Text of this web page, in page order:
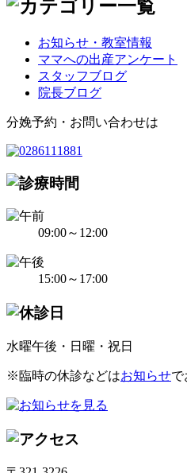
お知らせ・教室情報
ママへの出産アンケート
スタッフブログ
院長ブログ
分娩予約・お問い合わせは
09:00～12:00
15:00～17:00
水曜午後・日曜・祝日
※臨時の休診などはお知らせで